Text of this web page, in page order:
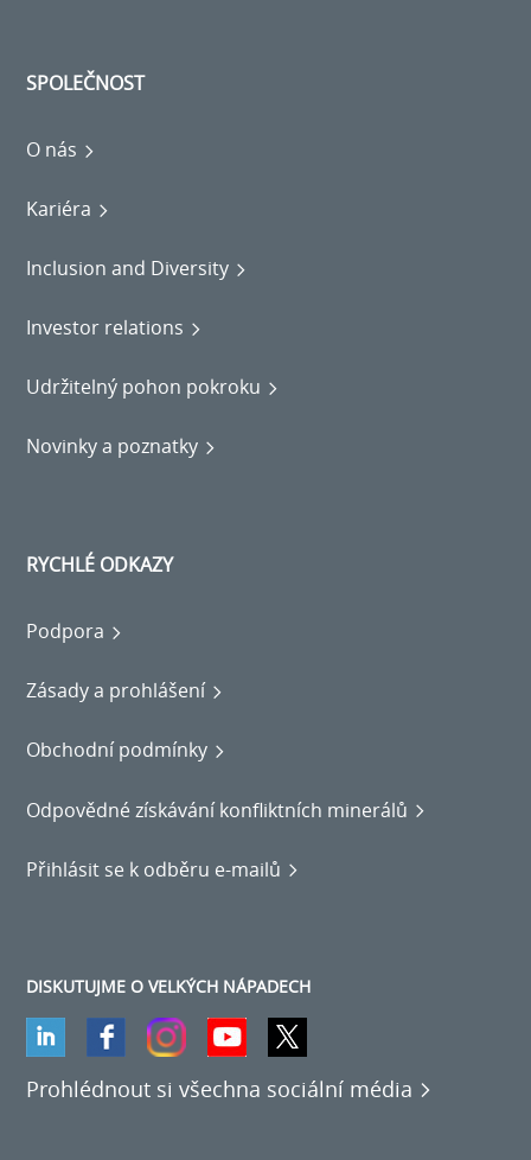
SPOLEČNOST
O nás
Kariéra
Inclusion and Diversity
Investor relations
Udržitelný pohon pokroku
Novinky a poznatky
RYCHLÉ ODKAZY
Podpora
Zásady a prohlášení
Obchodní podmínky
Odpovědné získávání konfliktních minerálů
Přihlásit se k odběru e-mailů
DISKUTUJME O VELKÝCH NÁPADECH
Prohlédnout si všechna sociální média